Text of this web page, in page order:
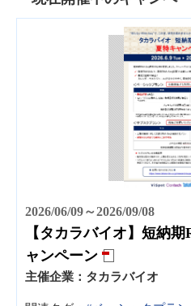
2026/06/09～2026/09/08
【タカラバイオ】短納
ャンペーン
主催企業： タカラバイオ